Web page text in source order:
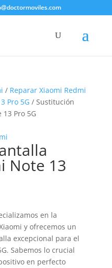
/ Reparar Xiaomi Redmi
Pro 5G/ Sustitución
Pro 5G
Note 13
en la
y ofrecemos un
excepcional para el
Sabemos lo crucial
en perfecto